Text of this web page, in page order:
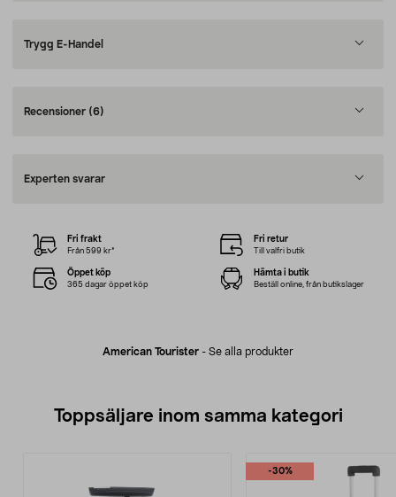
Trygg E-Handel
Recensioner (6)
Experten svarar
American Tourister - Se alla produkter
Fri frakt
Från 599 kr*
Fri retur
Till valfri butik
Öppet köp
365 dagar öppet köp
Hämta i butik
Beställ online, från butikslager
Toppsäljare inom samma kategori
-30%